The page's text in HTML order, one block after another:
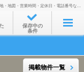
賃貸マンション･アパート探しなら株式会社シーベヌ。住所･アクセス・所在地・地図・営業時間・定休日・電話番号などを掲載。
保存中の
条件
掲載物件一覧